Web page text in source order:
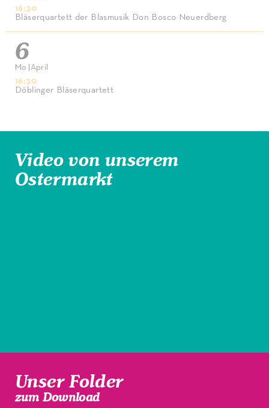
16:30
Bläserquartett der Blasmusik Don Bosco Neuerdberg
6
Mo April
16:30
Döblinger Bläserquartett
Video von unserem
Ostermarkt
Unser Folder
zum Download